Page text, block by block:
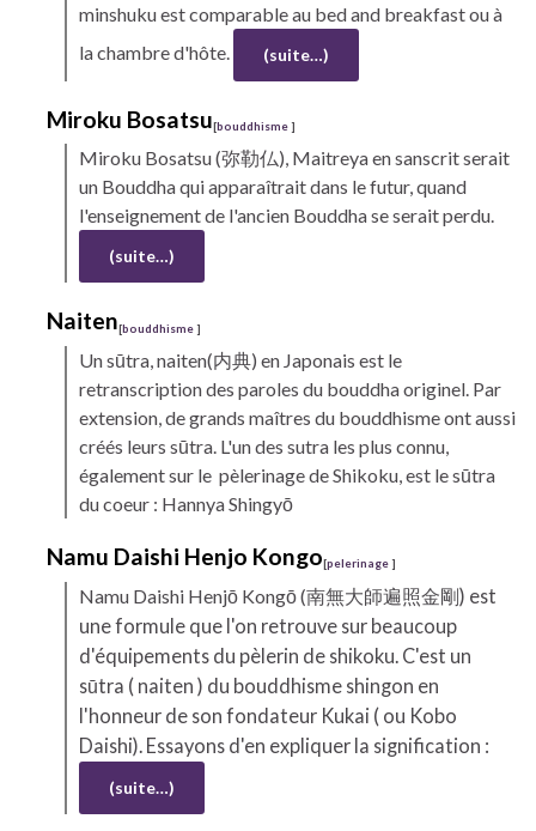
minshuku est comparable au bed and breakfast ou à
la chambre d'hôte.
(suite…)
Miroku Bosatsu[bouddhisme]
Miroku Bosatsu(弥勒仏), Maitreya en sanscrit serait
un Bouddha qui apparaîtrait dans le futur, quand
l'enseignement de l'ancien Bouddha se serait perdu.
(suite…)
Naiten[bouddhisme]
Unsūtra,naiten(内典) en Japonais est le
retranscription des paroles du bouddha originel. Par
extension, de grands maîtres du bouddhisme ont aussi
créés leurs sūtra. L'un des sutra les plus connu,
également sur le pèlerinage deShikoku,est le sūtra
du coeur : Hannya Shingyō
Namu Daishi Henjo Kongo [pelerinage]
Namu Daishi Henjō Kongō (南無大師遍照金剛) est
une formule que l'on retrouve sur beaucoup
d'équipements du pèlerin de shikoku. C'est un
sūtra ( naiten ) du bouddhisme shingon en
l'honneur de son fondateur Kukai ( ou Kobo
Daishi). Essayons d'en expliquer la signification :
(suite…)